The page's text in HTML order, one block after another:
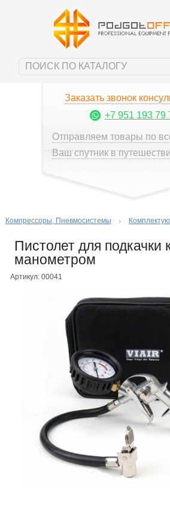
Заказать звонок
+7 951 193 79
Отправляем товары по
Ваш спутник в
Компрессоры, Пневмосистемы
Пистолет для подкачки
манометром
Артикул: 00041